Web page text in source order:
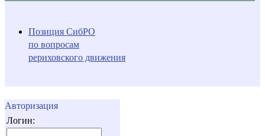
Позиция СибРО
по вопросам
рериховского движения
Авторизация
Логин: